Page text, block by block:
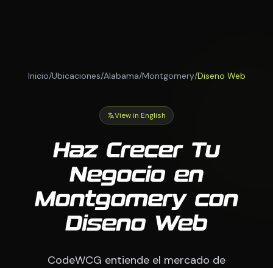
Inicio/Ubicaciones/Alabama/Montgomery/Diseno Web
View in English
Haz Crecer Tu
Negocio en
Montgomery con
Diseno Web
CodeWCG entiende el mercado de